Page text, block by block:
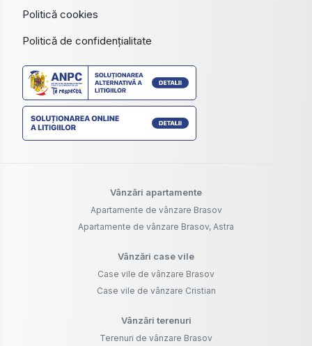
Politică cookies
Politică de confidențialitate
Vânzări apartamente
Apartamente de vânzare Brasov
Apartamente de vânzare Brasov, Astra
Vânzări case vile
Case vile de vânzare Brasov
Case vile de vânzare Cristian
Vânzări terenuri
Terenuri de vânzare Brasov